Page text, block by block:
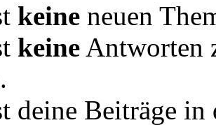
keine neuen
keine Antworten
deine Beiträge